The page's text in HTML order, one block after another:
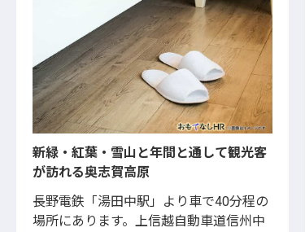
新緑・紅葉・雪山と年間と通して観光客
が訪れる奥志賀高原
長野電鉄「湯田中駅」より車で40分程の
場所にあります。上信越自動車道信州中